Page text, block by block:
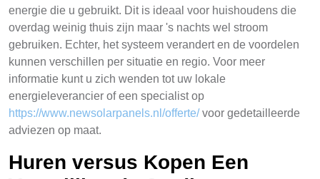
energie die u gebruikt. Dit is ideaal voor huishoudens die
overdag weinig thuis zijn maar 's nachts wel stroom
gebruiken. Echter, het systeem verandert en de voordelen
kunnen verschillen per situatie en regio. Voor meer
informatie kunt u zich wenden tot uw lokale
energieleverancier of een specialist op
https://www.newsolarpanels.nl/offerte/voor gedetailleerde
adviezen op maat.
Huren versus Kopen Een